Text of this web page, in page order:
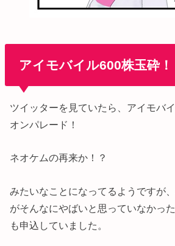
アイモバイル600株玉砕！
ツイッターを見ていたら、アイモバ
オンパレード！
ネオケムの再来か！？
みたいなことになってるようですが
がそんなにやばいと思っていなかっ
も申込していました。